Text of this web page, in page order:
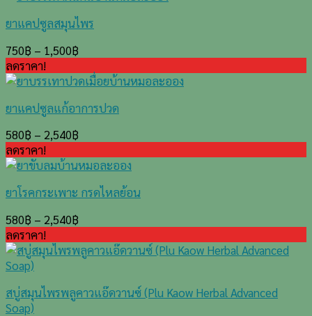
ยาแคปซูลสมุนไพร
750฿ – 1,500฿
ลดราคา!
ยาแคปซูลแก้อาการปวด
580฿ – 2,540฿
ลดราคา!
ยาโรคกระเพาะ กรดไหลย้อน
580฿ – 2,540฿
ลดราคา!
สบู่สมุนไพรพลูคาวแอ๊ดวานซ์ (Plu Kaow Herbal Advanced
Soap)